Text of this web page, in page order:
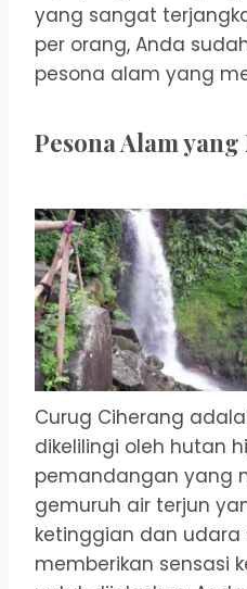
yang sangat
per orang, Anda
pesona alam yang
Pesona Alam
Curug Ciherang
dikelilingi oleh hutan
pemandangan yang
gemuruh air terjun
ketinggian dan
memberikan sensasi